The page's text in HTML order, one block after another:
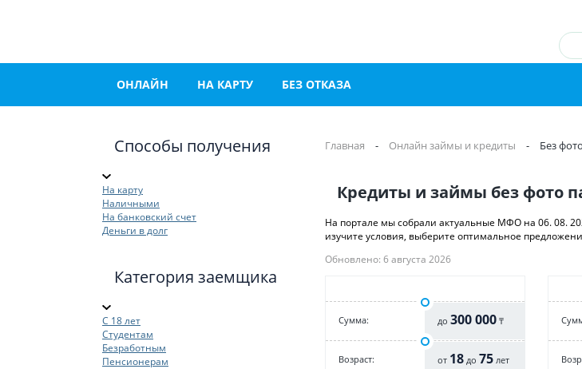
ОНЛАЙН НА КАРТУ БЕЗ ОТКАЗА
Способы получения
На карту
Наличными
На банковский счет
Деньги в долг
Категория заемщика
С 18 лет
Студентам
Безработным
Пенсионерам
Главная - Онлайн займы и кредиты - Без
Кредиты и займы без фото
На портале мы собрали актуальные МФО на 06. 08.
изучите условия, выберите оптимальное
Обновлено: 6 августа 2026
Cумма: до300 000 ₸
Возраст: от 18 до 75 лет